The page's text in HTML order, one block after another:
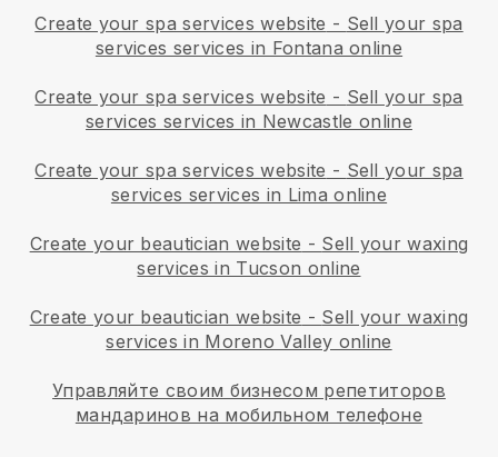
Create your spa services website - Sell your spa
services services in Fontana online
Create your spa services website - Sell your spa
services services in Newcastle online
Create your spa services website - Sell your spa
services services in Lima online
Create your beautician website - Sell your waxing
services in Tucson online
Create your beautician website - Sell your waxing
services in Moreno Valley online
Управляйте своим бизнесом репетиторов
мандаринов на мобильном телефоне